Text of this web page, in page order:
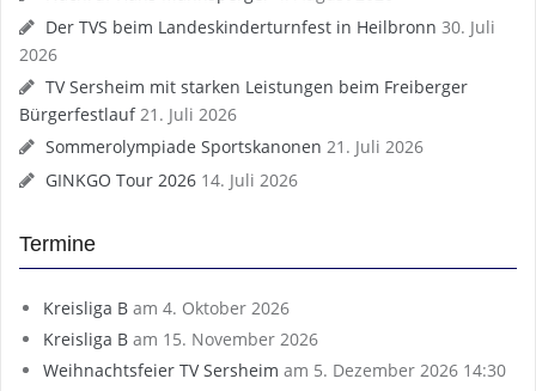
Der TVS beim Landeskinderturnfest in Heilbronn 30. Juli
2026
TV Sersheim mit starken Leistungen beim Freiberger
Bürgerfestlauf 21. Juli 2026
Sommerolympiade Sportskanonen 21. Juli 2026
GINKGO Tour 2026 14. Juli 2026
Termine
Kreisliga B am 4. Oktober 2026
Kreisliga B am 15. November 2026
Weihnachtsfeier TV Sersheim am 5. Dezember 2026 14:30